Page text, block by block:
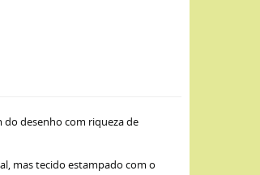
desenho com riqueza de
mas tecido estampado com o